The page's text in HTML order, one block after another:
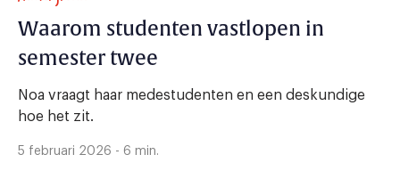
Waarom studenten vastlopen in
semester twee
Noa vraagt haar medestudenten en een deskundige
hoe het zit.
5 februari 2026 - 6 min.